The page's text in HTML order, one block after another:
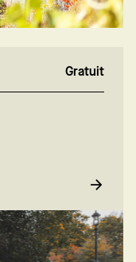
Gratuit